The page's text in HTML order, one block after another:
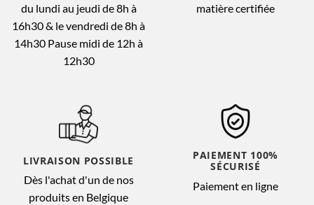
du lundi au jeudi de 8h à
16h30 & le vendredi de 8h à
14h30 Pause midi de 12h à
12h30
matière certifiée
LIVRAISON POSSIBLE
Dès l'achat d'un de nos
produits en Belgique
PAIEMENT 100%
SÉCURISÉ
Paiement en ligne